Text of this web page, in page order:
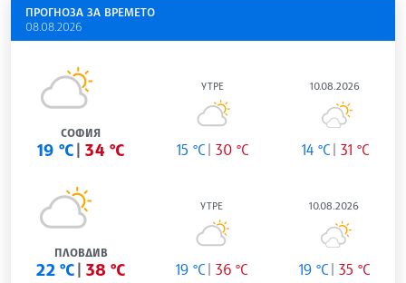
ПРОГНОЗА ЗА ВРЕМЕТО
08.08.2026
СОФИЯ
19 °C 34 °C
УТРЕ
15 °C 30 °C
10.08.2026
14 °C 31 °C
ПЛОВДИВ
22 °C 38 °C
УТРЕ
19 °C 36 °C
10.08.2026
19 °C 35 °C